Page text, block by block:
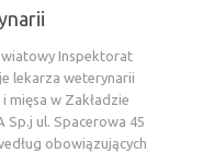
Inspektorat
lekarza weterynarii
mięsa w Zakładzie
Sp.j ul. Spacerowa 45
obowiązujących